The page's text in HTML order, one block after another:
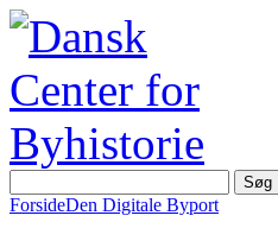
ForsideDen Digitale Byport